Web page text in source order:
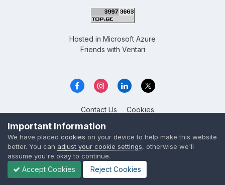
Hosted in Microsoft Azure
Friends with Ventari
Contact Us Cookies
Overclockers GE
Powered by Invision Community
Important Information
We have placed cookies on your device to help make this website
better. You can adjust your cookie settings, otherwise we'll
assume you're okay to continue.
Accept Cookies Reject Cookies